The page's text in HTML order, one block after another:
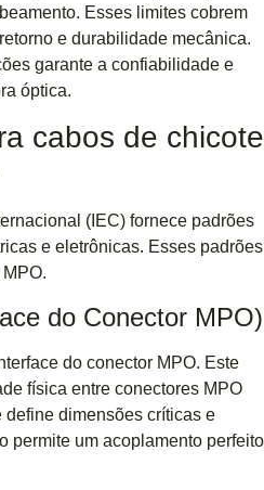
Esses limites cobrem
e durabilidade mecânica.
garante a confiabilidade e
óptica.
cabos de chicote
(IEC) fornece padrões
e eletrônicas. Esses padrões
do Conector MPO)
do conector MPO. Este
física entre conectores MPO
dimensões críticas e
permite um acoplamento perfeito